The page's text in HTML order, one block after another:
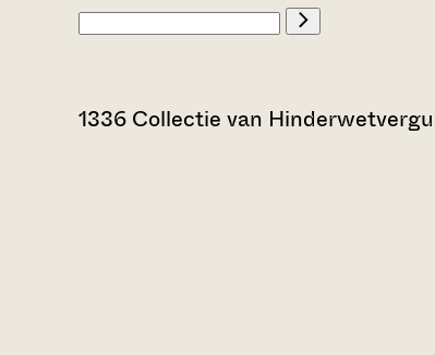
1336 Collectie van